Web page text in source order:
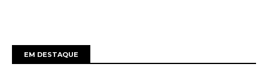
EM DESTAQUE